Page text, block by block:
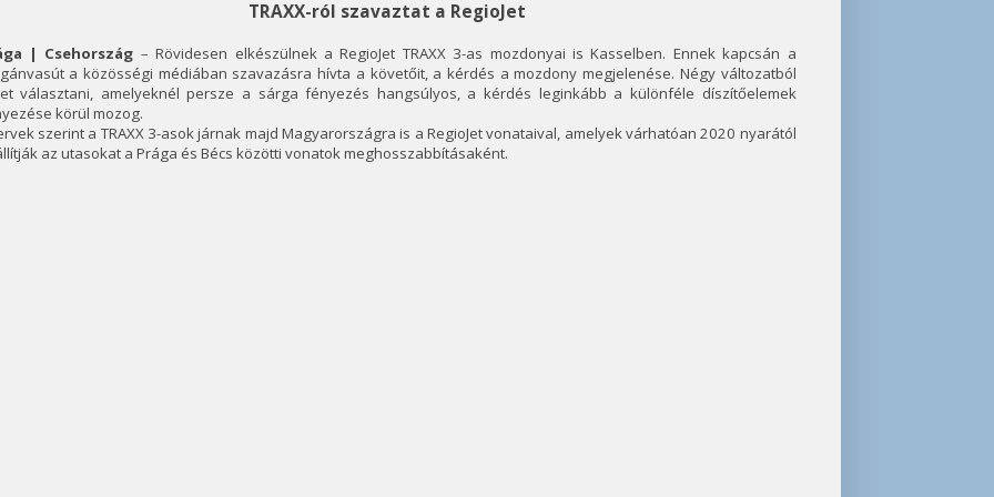
TRAXX-ról szavaztat a RegioJet
| Csehország – Rövidesen elkészülnek a RegioJet TRAXX 3-as mozdonyai is Kasselben. Ennek kapcsán a
a közösségi médiában szavazásra hívta a követőit, a kérdés a mozdony megjelenése. Négy változatból
választani, amelyeknél persze a sárga fényezés hangsúlyos, a kérdés leginkább a különféle díszítőelemek
körül mozog.
szerint a TRAXX 3-asok járnak majd Magyarországra is a RegioJet vonataival, amelyek várhatóan 2020 nyarától
az utasokat a Prága és Bécs közötti vonatok meghosszabbításaként.